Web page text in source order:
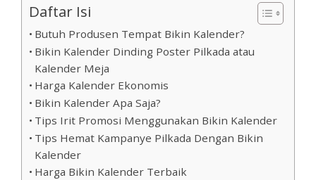
Daftar Isi
Butuh Produsen Tempat Bikin Kalender?
Bikin Kalender Dinding Poster Pilkada atau
Kalender Meja
Harga Kalender Ekonomis
Bikin Kalender Apa Saja?
Tips Irit Promosi Menggunakan Bikin Kalender
Tips Hemat Kampanye Pilkada Dengan Bikin
Kalender
Harga Bikin Kalender Terbaik